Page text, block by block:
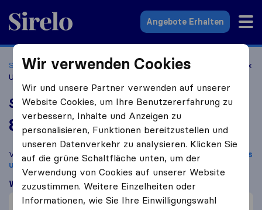
Sirelo.at
Angebote Erhalten
Startseite Umzugsfirmen Umzugsfirmen Graz
Siedelmax
Umzugs GmbH
Siedelmax Umzugs GmbH
8,5 basierend auf125
Sirelo und Google Bewertungen
i
Vergleichen Sie Siedelmax Umzugs GmbH mit anderen
Umzugs​
unternehmenaus Graz
Was Kunden sagen
Hilfsbereit (1)
Wir verwenden Cookies
Wir und unsere Partner verwenden auf unserer
Website Cookies, um Ihre Benutzererfahrung zu
verbessern, Inhalte und Anzeigen zu
personalisieren, Funktionen bereitzustellen und
unseren Datenverkehr zu analysieren. Klicken Sie
auf die grüne Schaltfläche unten, um der
Verwendung von Cookies auf unserer Website
zuzustimmen. Weitere Einzelheiten oder
Informationen, wie Sie Ihre Einwilligungswahl